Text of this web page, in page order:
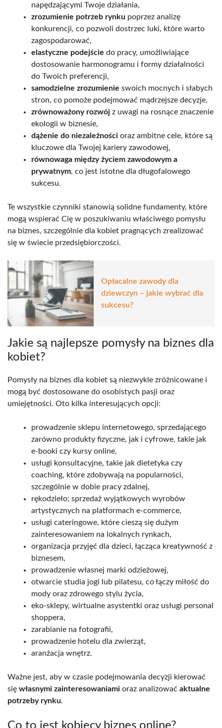
napędzającymi Twoje działania,
zrozumienie potrzeb rynku poprzez analizę
konkurencji, co pozwoli dostrzec luki, które warto
zagospodarować,
elastyczne podejście do pracy, umożliwiające
dostosowanie harmonogramu i formy działalności
do Twoich preferencji,
samodzielne zrozumienie swoich mocnych i słabych
stron, co pomoże podejmować mądrzejsze decyzje,
zrównoważony rozwój z uwagi na rosnące znaczenie
ekologii w biznesie,
dążenie do niezależności oraz ambitne cele, które są
kluczowe dla Twojej kariery zawodowej,
równowaga między życiem zawodowym a
prywatnym, co jest istotne dla długofalowego
sukcesu.
Te wszystkie czynniki stanowią solidne fundamenty, które
mogą wspierać Cię w poszukiwaniu właściwego pomysłu
na biznes, szczególnie dla kobiet pragnących zrealizować
się w świecie przedsiębiorczości.
Opłacalne zawody dla
dziewczyn – jakie wybrać dla
sukcesu?
Jakie są najlepsze pomysły na biznes dla
kobiet?
Pomysły na biznes dla kobiet są niezwykle zróżnicowane i
mogą być dostosowane do osobistych pasji oraz
umiejętności. Oto kilka interesujących opcji:
prowadzenie sklepu internetowego, sprzedającego
zarówno produkty fizyczne, jak i cyfrowe, takie jak
e-booki czy kursy online,
usługi konsultacyjne, takie jak dietetyka czy
coaching, które zdobywają na popularności,
szczególnie w dobie pracy zdalnej,
rękodzieło; sprzedaż wyjątkowych wyrobów
artystycznych na platformach e-commerce,
usługi cateringowe, które cieszą się dużym
zainteresowaniem na lokalnych rynkach,
organizacja przyjęć dla dzieci, łącząca kreatywność z
biznesem,
prowadzenie własnej marki odzieżowej,
otwarcie studia jogi lub pilatesu, co łączy miłość do
mody oraz zdrowego stylu życia,
eko-sklepy, wirtualne asystentki oraz usługi personal
shoppera,
zarabianie na fotografii,
prowadzenie hotelu dla zwierząt,
aranżacja wnętrz.
Ważne jest, aby w czasie podejmowania decyzji kierować
się własnymi zainteresowaniami oraz analizować aktualne
potrzeby rynku.
Co to jest kobiecy biznes online?